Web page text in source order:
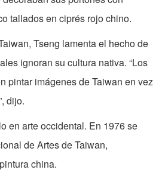
tallados en ciprés rojo chino.
Tseng lamenta el hecho de
ignoran su cultura nativa. “Los
pintar imágenes de Taiwan en vez
dijo.
en arte occidental. En 1976 se
de Artes de Taiwan,
china.